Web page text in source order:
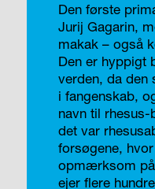
Den første
Jurij Gagarin,
makak – også
Den er hyppigt
verden, da den
i fangenskab,
navn til
det var
forsøgene,
opmærksom
ejer flere